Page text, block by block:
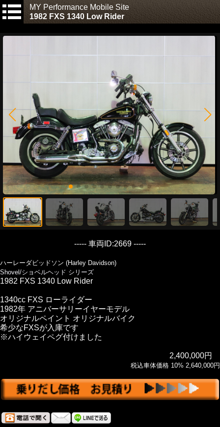
MY Performance Mobile Site
1982 FXS 1340 Low Rider
----- 車両ID:2669 -----
ハーレーダビッドソン (Harley Davidson)
Shovel/ショベルヘッド シリーズ
1982 FXS 1340 Low Rider
1340cc FXS ローライダー
1982年 アニバーサリーイヤーモデル
オリジナルペイント オリジナルバイク
希少なFXSが入庫です
※ハイウェイペグ付けました
2,400,000円
税込車体価格 10% 2,640,000円